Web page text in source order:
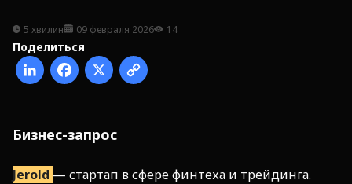
5 хвилин 09 февраля 2026 14
Поделиться
Бизнес-запрос
Jerold — стартап в сфере финтеха и трейдинга.